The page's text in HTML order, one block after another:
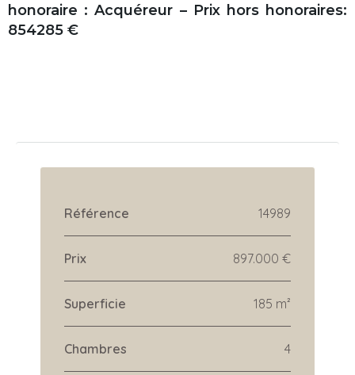
honoraire : Acquéreur – Prix hors honoraires:
854285 €
Référence 14989
Prix 897.000 €
Superficie 185 m²
Chambres 4